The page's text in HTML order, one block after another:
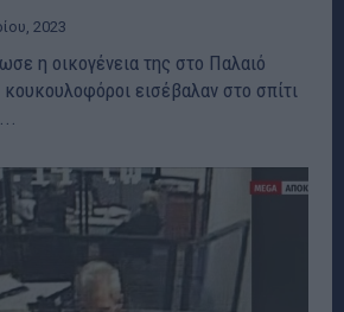
2023
η οικογένεια της στο Παλαιό
εισέβαλαν στο σπίτι